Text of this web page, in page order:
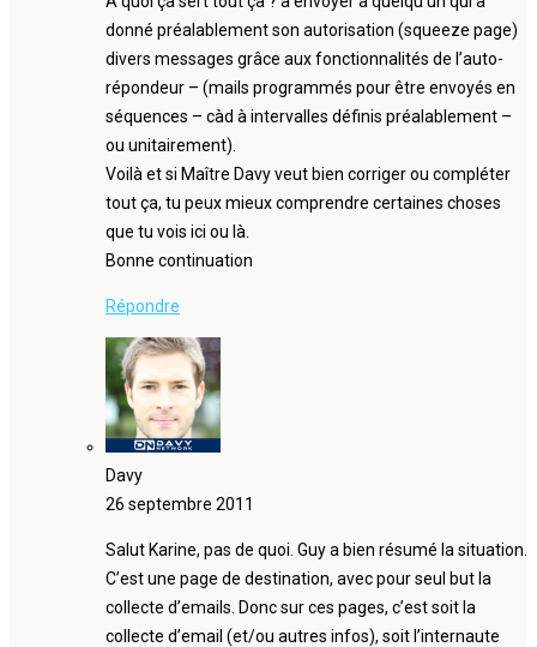
donné préalablement son autorisation (squeeze page)
divers messages grâce aux fonctionnalités de l’auto-
répondeur – (mails programmés pour être envoyés en
séquences – càd à intervalles définis préalablement –
ou unitairement).
Voilà et si Maître Davy veut bien corriger ou compléter
tout ça, tu peux mieux comprendre certaines choses
que tu vois ici ou là.
Bonne continuation
Répondre
Davy
26 septembre 2011
Salut Karine, pas de quoi. Guy a bien résumé la situation.
C’est une page de destination, avec pour seul but la
collecte d’emails. Donc sur ces pages, c’est soit la
collecte d’email (et/ou autres infos), soit l’internaute